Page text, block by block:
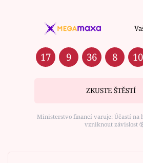
17 9 36 8 10
ZKUSTE ŠTĚSTÍ
Ministerstvo financí varuje: Účastí na
vzniknout závislost